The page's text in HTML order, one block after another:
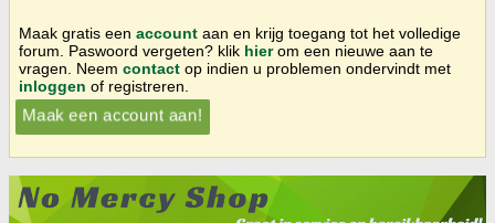
Maak gratis een account aan en krijg toegang tot het volledige
forum. Paswoord vergeten? klik hierom een nieuwe aan te
vragen. Neem contact op indien u problemen ondervindt met
inloggen of registreren.
Maak een account aan!